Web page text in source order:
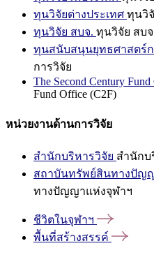
ทุนวิจัยต่างประเทศ ทุนวิ
ทุนวิจัย สบจ. ทุนวิจัย สบจ
ทุนสนับสนุนยุทธศาสตร์ก
การวิจัย
The Second Century
Fund Office (C2F)
หน่วยงานด้านการวิจัย
สำนักบริหารวิจัย สำนักบ
สถาบันทรัพย์สินทางปัญ
ทางปัญญาแห่งจุฬาฯ
ชีวิตในจุฬาฯ
พื้นที่สร้างสรรค์